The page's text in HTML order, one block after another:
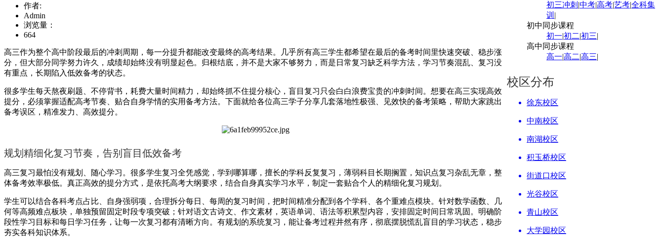
初三冲刺 |中考|高考|艺考|全科集
训 |
初中同步课程
初一|初二|初三|
高中同步课程
高一|高二|高三|
校区分布
徐东校区
中南校区
南湖校区
积玉桥校区
街道口校区
光谷校区
青山校区
大学园校区
作者:
Admin
浏览量：
664
高三作为整个高中阶段最后的冲刺周期，每一分提升都能改变最终的高考结果。几乎所有高三学生都希望在最后的备考时间里快速突破、稳步涨
分，但大部分同学努力许久，成绩却始终没有明显起色。归根结底，并不是大家不够努力，而是日常复习缺乏科学方法，学习节奏混乱、复习没
有重点，长期陷入低效备考的状态。
很多学生每天熬夜刷题、不停背书，耗费大量时间精力，却始终抓不住提分核心，盲目复习只会白白浪费宝贵的冲刺时间。想要在高三实现高效
提分，必须掌握适配高考节奏、贴合自身学情的实用备考方法。下面就给各位高三学子分享几套落地性极强、见效快的备考策略，帮助大家跳出
备考误区，精准发力、高效提分。
规划精细化复习节奏，告别盲目低效备考
高三复习最怕没有规划、随心学习。很多学生复习全凭感觉，学到哪算哪，擅长的学科反复复习，薄弱科目长期搁置，知识点复习杂乱无章，整
体备考效率极低。真正高效的提分方式，是依托高考大纲要求，结合自身真实学习水平，制定一套贴合个人的精细化复习规划。
学生可以结合各科考点占比、自身强弱项，合理拆分每日、每周的复习时间，把时间精准分配到各个学科、各个重难点模块。针对数学函数、几
何等高频难点板块，单独预留固定时段专项突破；针对语文古诗文、作文素材，英语单词、语法等积累型内容，安排固定时间日常巩固。明确阶
段性学习目标和每日学习任务，让每一次复习都有清晰方向。有规划的系统复习，能让备考过程井然有序，彻底摆脱慌乱盲目的学习状态，稳步
夯实各科知识体系。